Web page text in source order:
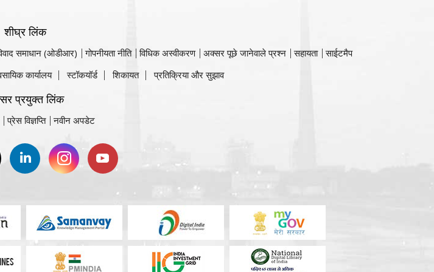
शीघ्र लिंक
समाधान (ओडीआर) गोपनीयता नीति विधिक अस्वीकरण अक्सर पूछे जानेवाले प्रश्न सहायता
साईटमैप
कार्यालय स्टॉकयॉर्ड शिकायत प्रतिक्रिया और सुझाव
प्रयुक्त लिंक
प्रेस विज्ञप्ति नवीन अपडेट